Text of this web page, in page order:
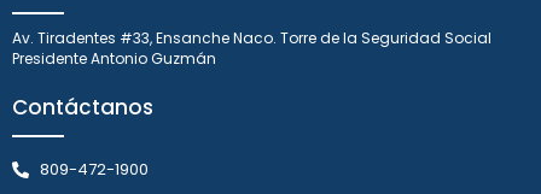
Av. Tiradentes #33, Ensanche Naco. Torre de la Seguridad Social
Presidente Antonio Guzmán
Contáctanos
809-472-1900